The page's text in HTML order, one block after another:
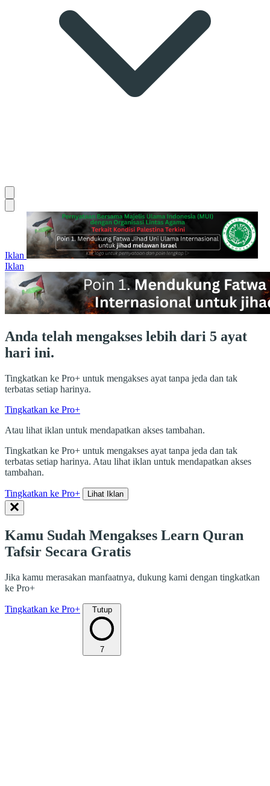
Iklan
Iklan
Anda telah mengakses lebih dari 5 ayat
hari ini.
Tingkatkan ke Pro+ untuk mengakses ayat tanpa jeda dan tak
terbatas setiap harinya.
Tingkatkan ke Pro+
Atau lihat iklan untuk mendapatkan akses tambahan.
Tingkatkan ke Pro+ untuk mengakses ayat tanpa jeda dan tak
terbatas setiap harinya. Atau lihat iklan untuk mendapatkan akses
tambahan.
Tingkatkan ke Pro+ Lihat Iklan
Kamu Sudah Mengakses Learn Quran
Tafsir Secara Gratis
Jika kamu merasakan manfaatnya, dukung kami dengan tingkatkan
ke Pro+
Tingkatkan ke Pro+ Tutup
7